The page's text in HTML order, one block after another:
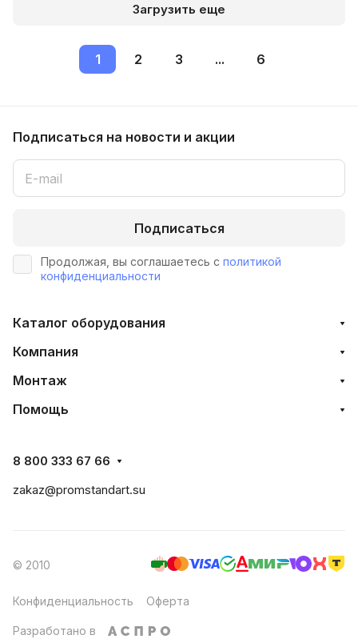
Загрузить еще
1 2 3 ... 6
Подписаться на новости и акции
Подписаться
Продолжая, вы соглашаетесь с политикой
конфиденциальности
Каталог оборудования
Компания
Монтаж
Помощь
8 800 333 67 66
zakaz@promstandart.su
© 2010
Конфиденциальность Оферта
Разработано в